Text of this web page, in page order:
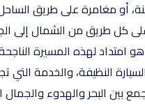
أو مغامرة على طريق
كل طريق من الشمال إلى
امتداد لهذه المسيرة
النظيفة، والخدمة
بين البحر والهدوء